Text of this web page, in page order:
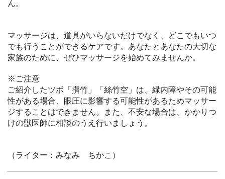
ん。
マッサージは、道具がいらないだけでなく、どこでもいつ
でも行うことができるケアです。あなたとあなたの大切な
家族のために、ぜひマッサージを始めてみませんか。
※ご注意
ご紹介したツボ「攅竹」「絲竹空」は、緑内障やその可能
性がある場合、眼圧に影響する可能性があるためマッサー
ジすることはできません。また、不安な場合は、かかりつ
けの獣医師に相談のうえ行いましょう。
（ライター：みなみ ちかこ）